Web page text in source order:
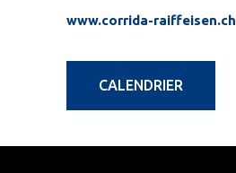
www.corrida-raiffeisen.ch
CALENDRIER